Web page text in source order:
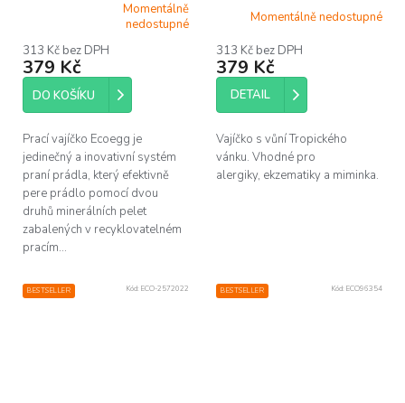
produktu
je
5,0
5
Momentálně
nedostupné
313 Kč bez DPH
379 Kč
DO KOŠÍKU
Prací vajíčko Ecoegg je
jedinečný a inovativní systém
praní prádla, který efektivně
pere prádlo pomocí dvou
druhů minerálních pelet
zabalených v recyklovatelném
pracím...
Momentálně nedostupné
313 Kč bez DPH
379 Kč
DETAIL
Vajíčko s vůní Tropického
vánku. Vhodné pro
alergiky, ekzematiky a miminka.
BESTSELLER Kód: ECO-2572022 BESTSELLER Kód: ECO96354